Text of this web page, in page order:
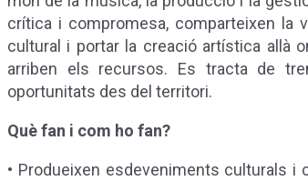
crítica i compromesa, comparteixen la
cultural i portar la creació artística allà
arriben els recursos. Es tracta de
oportunitats des del territori.
Què fan i com ho fan?
• Produeixen esdeveniments culturals